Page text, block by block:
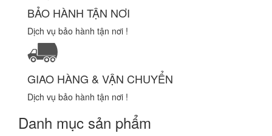
BẢO HÀNH TẬN NƠI
Dịch vụ bảo hành tận nơi !
GIAO HÀNG & VẬN CHUYỂN
Dịch vụ bảo hành tận nơi !
Danh mục sản phẩm